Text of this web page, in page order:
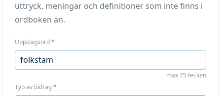
uttryck, meningar och definitioner som inte finns i
ordboken än.
Uppslagsord*
max 75 tecken
Typ av bidrag*